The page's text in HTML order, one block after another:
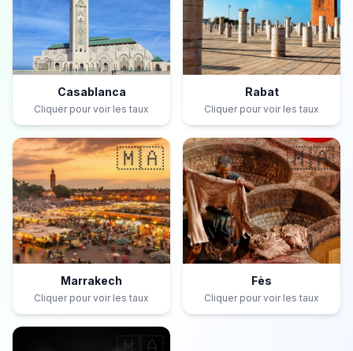
Casablanca
Cliquer pour voir les taux
Rabat
Cliquer pour voir les taux
🇲🇦
Marrakech
Cliquer pour voir les taux
🇲🇦
Fès
Cliquer pour voir les taux